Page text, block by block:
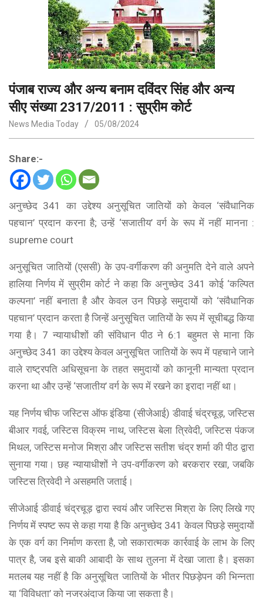
पंजाब राज्य और अन्य बनाम दविंदर सिंह और अन्य
सीए संख्या 2317/2011 ​​: सुप्रीम कोर्ट
News Media Today 05/08/2024
Share:-
अनुच्छेद 341 का उद्देश्य अनुसूचित जातियों को केवल ‘संवैधानिक
पहचान’ प्रदान करना है; उन्हें ‘सजातीय’ वर्ग के रूप में नहीं मानना :
supreme court
अनुसूचित जातियों (एससी) के उप-वर्गीकरण की अनुमति देने वाले अपने
हालिया निर्णय में सुप्रीम कोर्ट ने कहा कि अनुच्छेद 341 कोई ‘कल्पित
कल्पना’ नहीं बनाता है और केवल उन पिछड़े समुदायों को ‘संवैधानिक
पहचान’ प्रदान करता है जिन्हें अनुसूचित जातियों के रूप में सूचीबद्ध किया
गया है। 7 न्यायाधीशों की संविधान पीठ ने 6:1 बहुमत से माना कि
अनुच्छेद 341 का उद्देश्य केवल अनुसूचित जातियों के रूप में पहचाने जाने
वाले राष्ट्रपति अधिसूचना के तहत समुदायों को कानूनी मान्यता प्रदान
करना था और उन्हें ‘सजातीय’ वर्ग के रूप में रखने का इरादा नहीं था।
यह निर्णय चीफ जस्टिस ऑफ इंडिया (सीजेआई) डीवाई चंद्रचूड़, जस्टिस
बीआर गवई, जस्टिस विक्रम नाथ, जस्टिस बेला त्रिवेदी, जस्टिस पंकज
मिथल, जस्टिस मनोज मिश्रा और जस्टिस सतीश चंद्र शर्मा की पीठ द्वारा
सुनाया गया। छह न्यायाधीशों ने उप-वर्गीकरण को बरकरार रखा, जबकि
जस्टिस त्रिवेदी ने असहमति जताई।
सीजेआई डीवाई चंद्रचूड़ द्वारा स्वयं और जस्टिस मिश्रा के लिए लिखे गए
निर्णय में स्पष्ट रूप से कहा गया है कि अनुच्छेद 341 केवल पिछड़े समुदायों
के एक वर्ग का निर्माण करता है, जो सकारात्मक कार्रवाई के लाभ के लिए
पात्र है, जब इसे बाकी आबादी के साथ तुलना में देखा जाता है। इसका
मतलब यह नहीं है कि अनुसूचित जातियों के भीतर पिछड़ेपन की भिन्नता
या ‘विविधता’ को नजरअंदाज किया जा सकता है।